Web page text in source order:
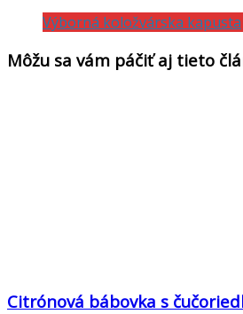
Výborná koložvárska kapusta
Môžu sa vám páčiť aj tieto
Citrónová bábovka s